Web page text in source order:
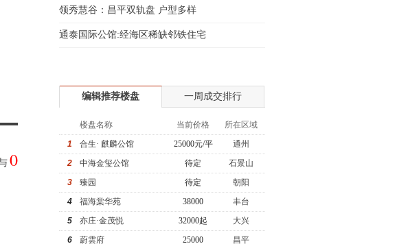
0
领秀慧谷：昌平双轨盘 户型多样
通泰国际公馆:经海区稀缺邻铁住宅
编辑推荐楼盘 一周成交排行
楼盘名称 当前价格
所在区域
1
合生· 麒麟公馆 25000元/平
通州
2
中海金玺公馆 待定
石景山
3
臻园 待定
朝阳
4
福海棠华苑 38000
丰台
5
亦庄·金茂悦 32000起
大兴
6
蔚雲府 25000
昌平